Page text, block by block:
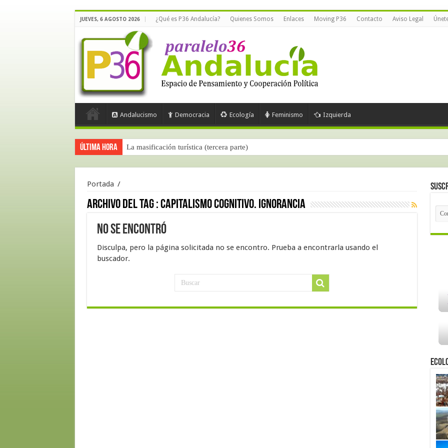
JUEVES, 6 AGOSTO 2026 ¿Qué es P36 Andalucía? Quienes Somos Enlaces Moving P36 Contacto Aviso Legal
Andalucismo Democracia Ecología Feminismo Izquierda
Última hora La masificación turística (tercera parte)
Portada /
Archivo del tag :capitalismo cognitivo. ignorancia
No se encontró
Disculpa, pero la página solicitada no se encontro. Prueba a encontrarla usando el
buscador.